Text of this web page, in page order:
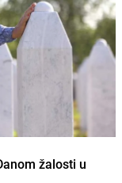
žalosti u